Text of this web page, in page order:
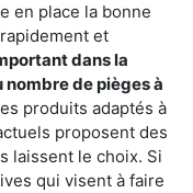
en place la bonne
et
dans la
de pièges à
produits adaptés à
proposent des
laissent le choix. Si
qui visent à faire